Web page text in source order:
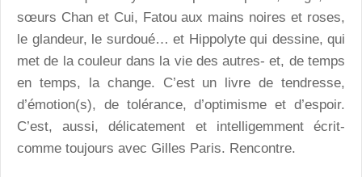
sœurs Chan et Cui, Fatou aux mains noires et roses,
le glandeur, le surdoué… et Hippolyte qui dessine, qui
met de la couleur dans la vie des autres- et, de temps
en temps, la change. C’est un livre de tendresse,
d’émotion(s), de tolérance, d’optimisme et d’espoir.
C’est, aussi, délicatement et intelligemment écrit-
comme toujours avec Gilles Paris. Rencontre.